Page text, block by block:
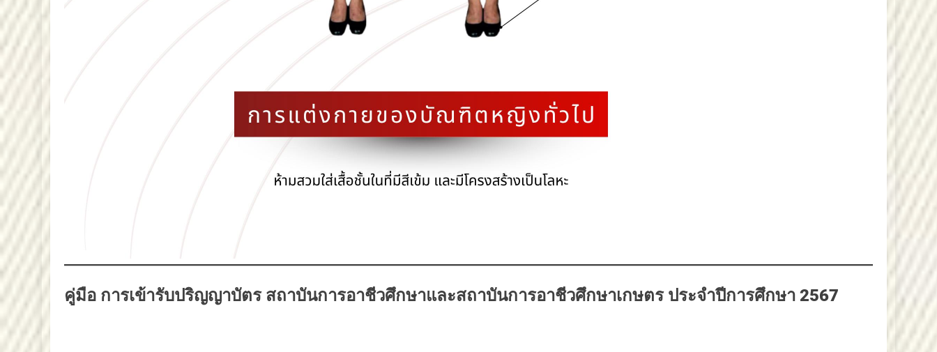
คู่มือ การเข้ารับปริญญาบัตร สถาบันการอาชีวศึกษาและสถาบันการอาชีวศึกษาเกษตร ประจำปีการศึกษา 2567